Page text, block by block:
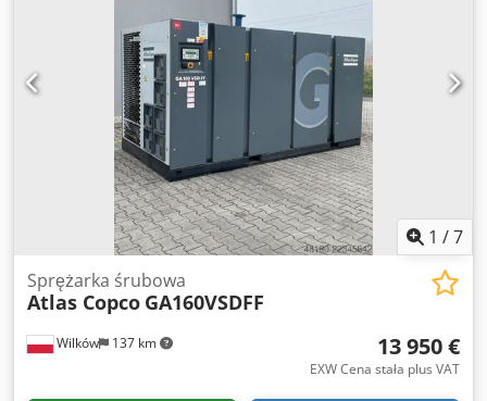
1 /7
Wilków 137 km
Sprężarka śrubowa
Atlas Copco GA160VSDFF
13 950 €
EXW Cena stała plus VAT